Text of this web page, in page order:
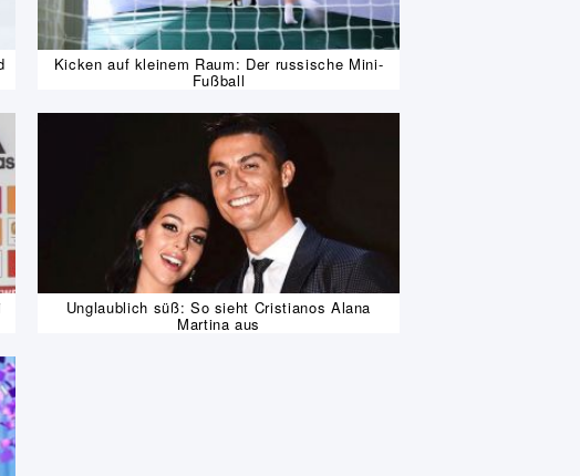
Kicken auf kleinem Raum: Der russische Mini-
Fußball
Unglaublich süß: So sieht Cristianos Alana
Martina aus